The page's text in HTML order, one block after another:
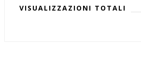
VISUALIZZAZIONI TOTALI